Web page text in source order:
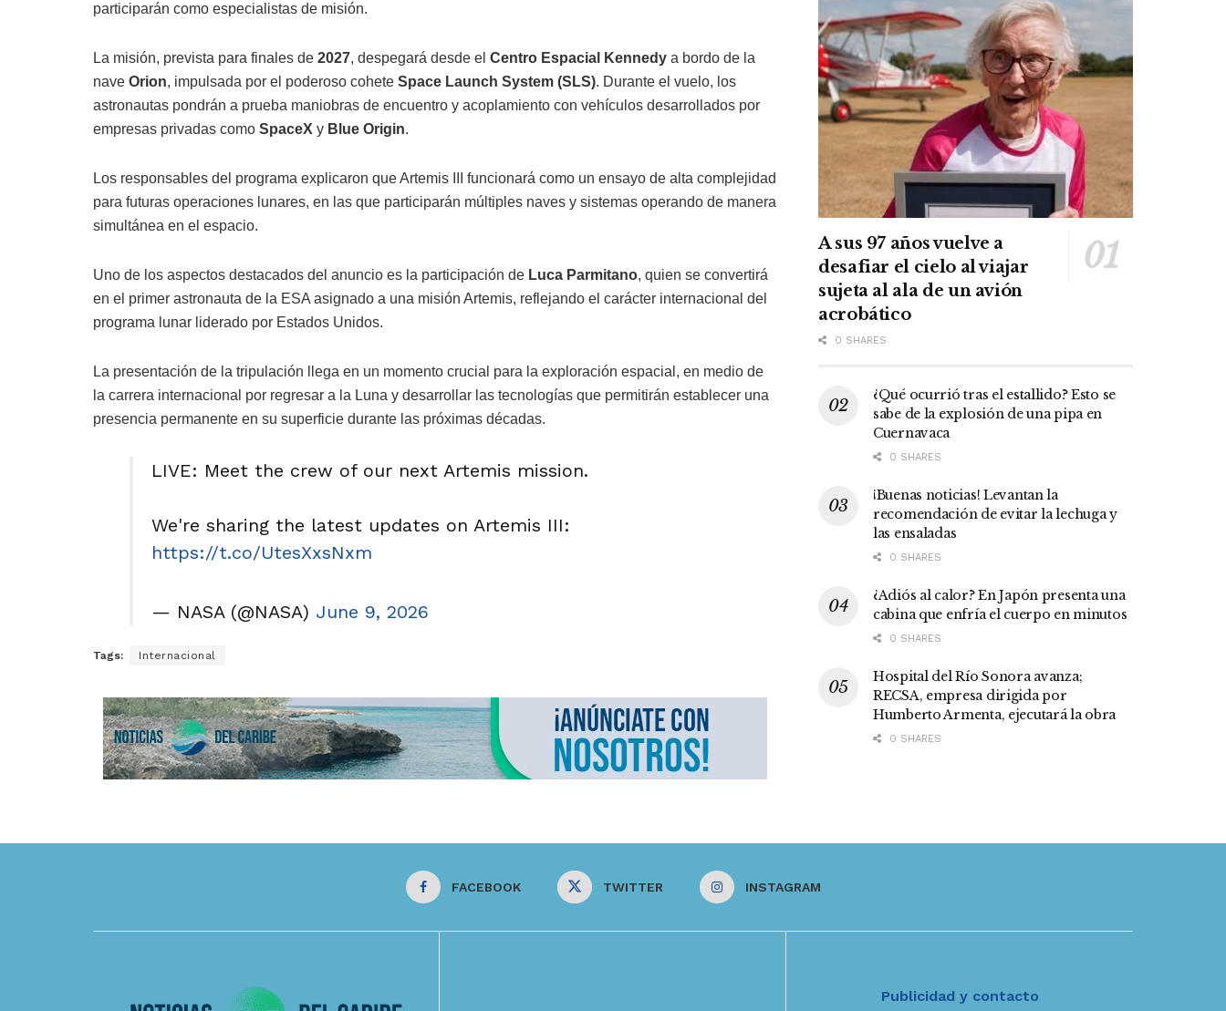
participarán como especialistas de misión.
La misión, prevista para finales de 2027, despegará desde el Centro Espacial Kennedy a bordo de la
nave Orion, impulsada por el poderoso cohete Space Launch System (SLS). Durante el vuelo, los
astronautas pondrán a prueba maniobras de encuentro y acoplamiento con vehículos desarrollados por
empresas privadas como SpaceX y Blue Origin.
Los responsables del programa explicaron que Artemis III funcionará como un ensayo de alta complejidad
para futuras operaciones lunares, en las que participarán múltiples naves y sistemas operando de manera
simultánea en el espacio.
Uno de los aspectos destacados del anuncio es la participación de Luca Parmitano, quien se convertirá
en el primer astronauta de la ESA asignado a una misión Artemis, reflejando el carácter internacional del
programa lunar liderado por Estados Unidos.
La presentación de la tripulación llega en un momento crucial para la exploración espacial, en medio de
la carrera internacional por regresar a la Luna y desarrollar las tecnologías que permitirán establecer una
presencia permanente en su superficie durante las próximas décadas.
LIVE: Meet the crew of our next Artemis mission.
We're sharing the latest updates on Artemis III:
https://t.co/UtesXxsNxm
— NASA (@NASA) June 9, 2026
Tags: Internacional
A sus 97 años vuelve a
desafiar el cielo al viajar
sujeta al ala de un avión
acrobático
0 SHARES
¿Qué ocurrió tras el estallido? Esto se
sabe de la explosión de una pipa en
Cuernavaca
0 SHARES
¡Buenas noticias! Levantan la
recomendación de evitar la lechuga y
las ensaladas
0 SHARES
¿Adiós al calor? En Japón presenta una
cabina que enfría el cuerpo en minutos
0 SHARES
Hospital del Río Sonora avanza;
RECSA, empresa dirigida por
Humberto Armenta, ejecutará la obra
0 SHARES
FACEBOOK TWITTER INSTAGRAM
Publicidad y contacto